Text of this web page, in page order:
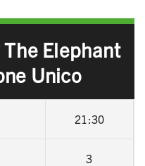
Elephant
Unico
21:30
3